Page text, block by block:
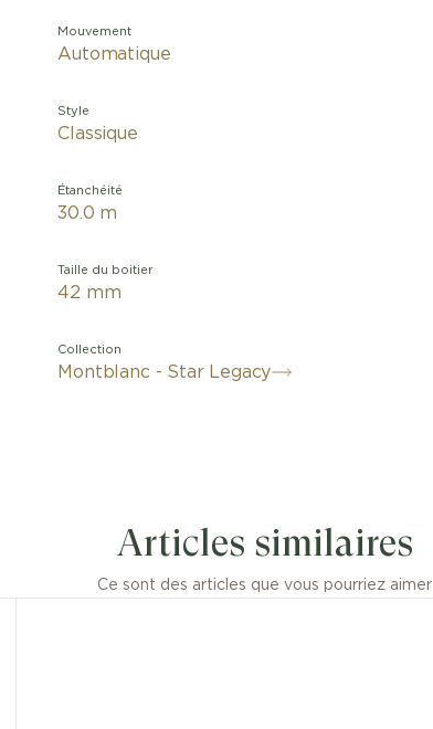
Mouvement
Automatique
Style
Classique
Étanchéité
30.0 m
Taille du boitier
42 mm
Collection
Montblanc - Star Legacy
Articles similaires
Ce sont des articles que vous pourriez aimer